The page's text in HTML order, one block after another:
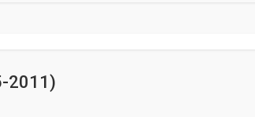
2011)